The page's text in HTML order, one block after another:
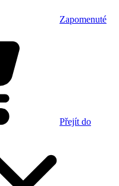
Zapomenuté
Přejít do